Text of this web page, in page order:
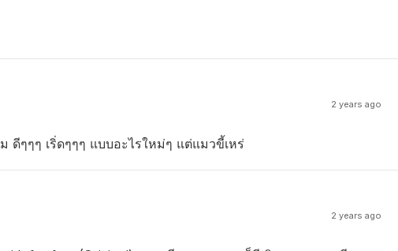
2 years ago
ดีๆๆๆ เริ่ดๆๆๆ แบบอะไรใหม่ๆ แต่แมวขี้เหร่
2 years ago